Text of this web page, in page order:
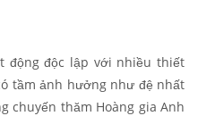
động độc lập với nhiều thiết
tầm ảnh hưởng như đệ nhất
chuyến thăm Hoàng gia Anh